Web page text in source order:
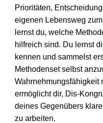
Prioritäten,
eigenen Lebensweg
lernst du, welche
hilfreich sind. Du lernst
kennen und sammelst
Methodenset selbst
Wahrnehmungsfähigkeit
ermöglicht dir, Dis-
deines Gegenübers
zu arbeiten.